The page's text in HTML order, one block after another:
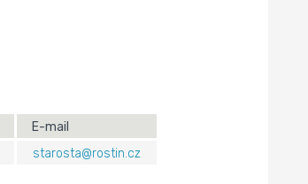
E-mail
starosta@rostin.cz